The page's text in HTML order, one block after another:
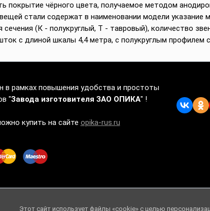
чёрного цвета, получаемое методом
стали содержат в наименовании модели
(К - полукруглый, Т - тавровый), количество
с длиной шкалы 4,4 метра, с полукруглым профилем
в рамках повышения удобства и простоты
"Завода изготовителя ЗАО ОПИКА" !
купить на сайте opika-rus.ru
Этот сайт использует файлы «cookie» с целью